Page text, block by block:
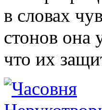
в словах
стонов она
что их